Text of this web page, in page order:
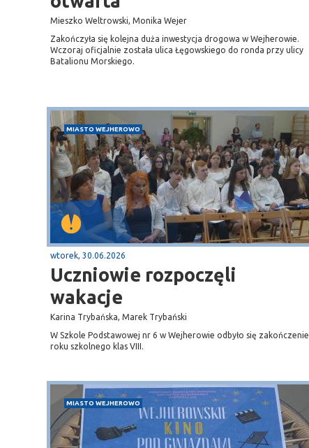
Mieszko Weltrowski, Monika Wejer
Zakończyła się kolejna duża inwestycja drogowa w Wejherowie.
Wczoraj oficjalnie została ulica Łęgowskiego do ronda przy ulicy
Batalionu Morskiego.
MIASTO WEJHEROWO
wtorek, 30.06.2026
Uczniowie rozpoczęli
wakacje
Karina Trybańska, Marek Trybański
W Szkole Podstawowej nr 6 w Wejherowie odbyło się zakończenie
roku szkolnego klas VIII.
MIASTO WEJHEROWO
krajową nr 6
Sopot
plaża